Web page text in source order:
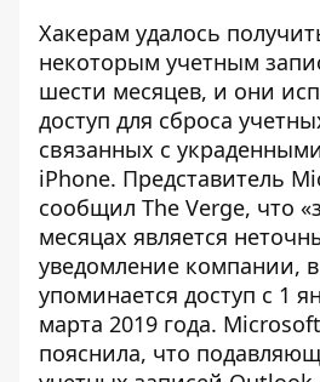
Хакерам удалось
некоторым учетным
шести месяцев, и они
доступ для сброса
связанных с украденными
iPhone. Представитель
сообщил The Verge, что
месяцах является
уведомление компании,
упоминается доступ с 1
марта 2019 года.
пояснила, что